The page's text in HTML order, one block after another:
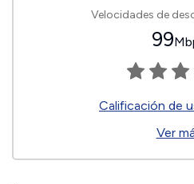
Velocidades de
99
Calificación de
Ver